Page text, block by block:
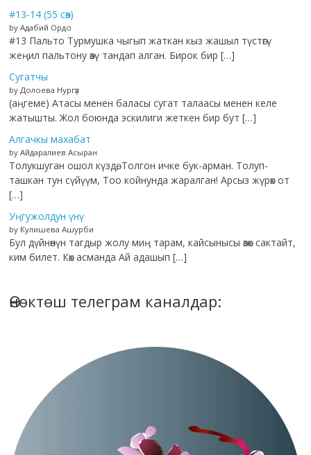
#13-14 (55 сөз)
by Адабий Ордо
#13 Пальто Турмушка чыгып жаткан кыз жашыл түстөгү
жеңил пальтону өзү тандап алган. Бирок бир […]
Сугатчы
by Долоева Нургүл
(аңгеме) Атасы менен баласы сугат талаасы менен келе
жатышты. Жол боюнда эскилиги жеткен бир бут […]
Алгачкы махабат
by Айдаралиев Асыран
Толукшуган ошол күздө, Толгон ичке бук-арман. Толуп-
ташкан тун сүйүүм, Тоо койнунда жаралган! Арсыз жүрөк от
[…]
Уңгужолдун үнү
by Кулишева Ашурби
Бул дүйнөнүн тагдыр жолу миң тарам, кайсынысы өзөк сактайт,
ким билет. Көк асманда Ай адашып […]
Өнөктөш телеграм каналдар: